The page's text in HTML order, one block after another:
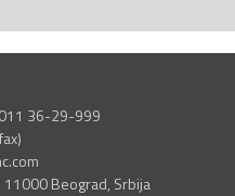
36-29-999
11000 Beograd, Srbija